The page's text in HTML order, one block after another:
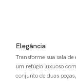
Elegância
Transforme sua sala de
um refúgio luxuoso
conjunto de duas